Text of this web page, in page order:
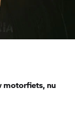
motorfiets, nu